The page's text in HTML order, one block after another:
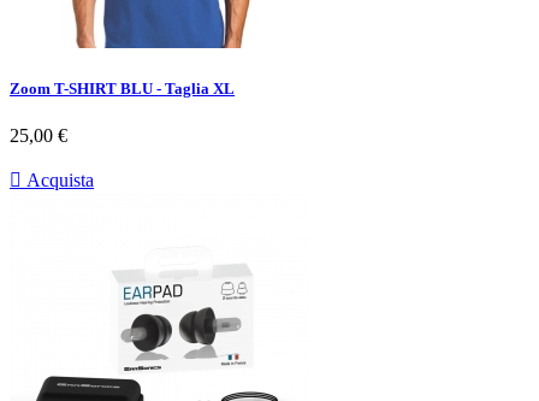
Zoom T-SHIRT BLU - Taglia XL
Prezzo
25,00 €
 Acquista